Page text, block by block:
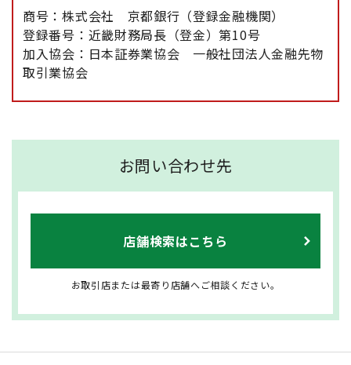
商号：株式会社 京都銀行（登録金融機関）
登録番号：近畿財務局長（登金）第10号
加入協会：日本証券業協会 一般社団法人金融先物
取引業協会
お問い合わせ先
店舗検索はこちら
お取引店または最寄り店舗へご相談ください。